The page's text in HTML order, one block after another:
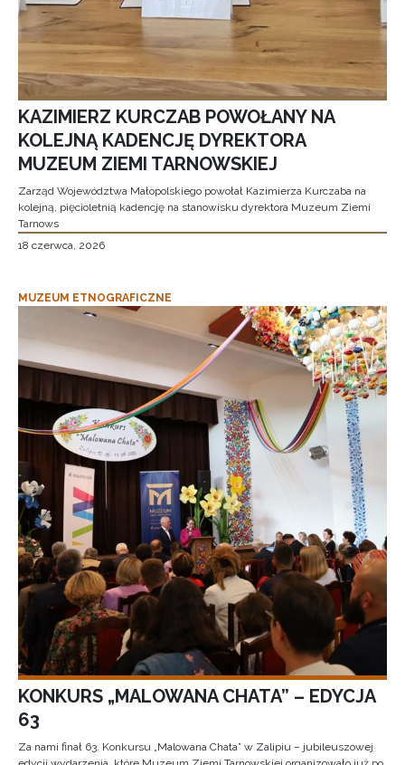
KAZIMIERZ KURCZAB POWOŁANY NA
KOLEJNĄ KADENCJĘ DYREKTORA
MUZEUM ZIEMI TARNOWSKIEJ
Zarząd Województwa Małopolskiego powołał Kazimierza Kurczaba na
kolejną, pięcioletnią kadencję na stanowisku dyrektora Muzeum Ziemi
Tarnows
18 czerwca, 2026
MUZEUM ETNOGRAFICZNE
KONKURS „MALOWANA CHATA” – EDYCJA
63
Za nami finał 63. Konkursu „Malowana Chata” w Zalipiu – jubileuszowej